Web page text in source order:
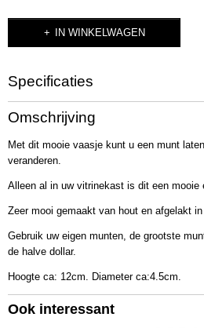
IN WINKELWAGEN
Specificaties
Productcode
3718
Bruto gewicht
90,00 g
Omschrijving
Met dit mooie vaasje kunt u een munt
veranderen.
Alleen al in uw vitrinekast is dit een mooie
Zeer mooi gemaakt van hout en afgelakt
Gebruik uw eigen munten, de grootste
de halve dollar.
Hoogte ca: 12cm. Diameter ca:4.5cm.
Ook interessant